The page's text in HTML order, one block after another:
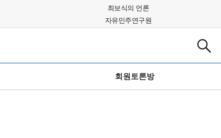
최보식의 언론
자유민주연구원
회원토론방